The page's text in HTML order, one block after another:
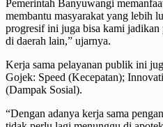
Pemerintah Banyuwangi
membantu masyarakat yang lebih
progresif ini juga bisa kami
di daerah lain,” ujarnya.
Kerja sama pelayanan publik ini
Gojek: Speed (Kecepatan);
(Dampak Sosial).
“Dengan adanya kerja sama